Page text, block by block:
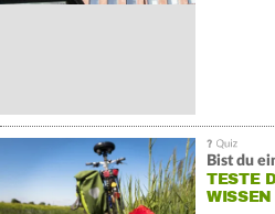
Bist du
TESTE